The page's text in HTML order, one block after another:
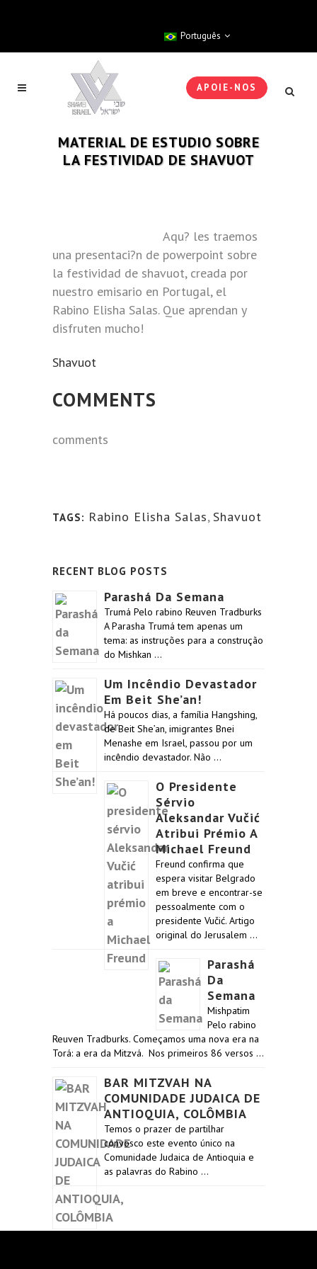
Português
APOIE-NOS
MATERIAL DE ESTUDIO SOBRE
LA FESTIVIDAD DE SHAVUOT
Aqu? les traemos
una presentaci?n de powerpoint sobre
la festividad de shavuot, creada por
nuestro emisario en Portugal, el
Rabino Elisha Salas. Que aprendan y
disfruten mucho!
Shavuot
COMMENTS
comments
TAGS: Rabino Elisha Salas, Shavuot
RECENT BLOG POSTS
Parashá Da Semana
Trumá Pelo rabino Reuven Tradburks
A Parasha Trumá tem apenas um
tema: as instruções para a construção
do Mishkan …
Um Incêndio Devastador
Em Beit She’an!
Há poucos dias, a família Hangshing,
de Beit She’an, imigrantes Bnei
Menashe em Israel, passou por um
incêndio devastador. Não …
O Presidente
Sérvio
Aleksandar Vučić
Atribui Prémio A
Michael Freund
Freund confirma que
espera visitar Belgrado
em breve e encontrar-se
pessoalmente com o
presidente Vučić. Artigo
original do Jerusalem …
Parashá
Da
Semana
Mishpatim
Pelo rabino
Reuven Tradburks. Começamos uma nova era na
Torá: a era da Mitzvá. Nos primeiros 86 versos …
BAR MITZVAH NA
COMUNIDADE JUDAICA DE
ANTIOQUIA, COLÔMBIA
Temos o prazer de partilhar
convosco este evento único na
Comunidade Judaica de Antioquia e
as palavras do Rabino …